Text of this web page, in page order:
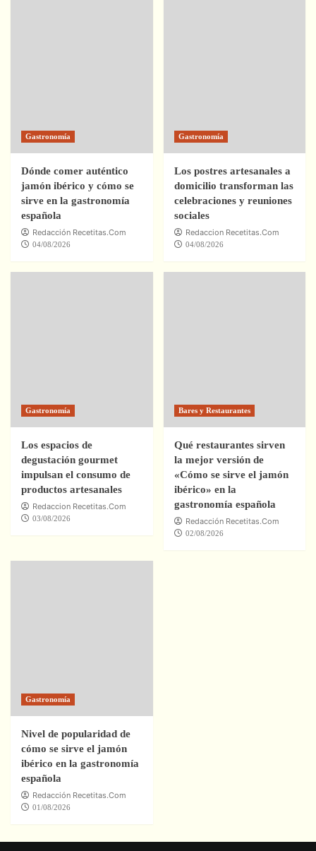
Gastronomía
Dónde comer auténtico
jamón ibérico y cómo se
sirve en la gastronomía
española
Redacción Recetitas.Com
04/08/2026
Gastronomía
Los postres artesanales a
domicilio transforman las
celebraciones y reuniones
sociales
Redaccion Recetitas.Com
04/08/2026
Gastronomía
Los espacios de
degustación gourmet
impulsan el consumo de
productos artesanales
Redaccion Recetitas.Com
03/08/2026
Bares y Restaurantes
Qué restaurantes sirven
la mejor versión de
«Cómo se sirve el jamón
ibérico» en la
gastronomía española
Redacción Recetitas.Com
02/08/2026
Gastronomía
Nivel de popularidad de
cómo se sirve el jamón
ibérico en la gastronomía
española
Redacción Recetitas.Com
01/08/2026